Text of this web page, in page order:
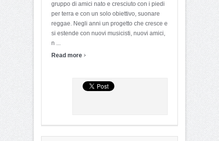
gruppo di amici nato e cresciuto con i piedi
per terra e con un solo obiettivo, suonare
reggae. Negli anni un progetto che cresce e
si estende con nuovi musicisti, nuovi amici,
n ...
Read more ›